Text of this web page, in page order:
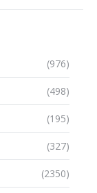
(976)
(498)
(195)
(327)
(2350)